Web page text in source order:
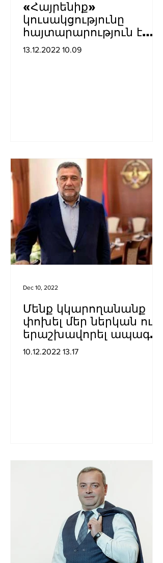
«Հայրենիք»
կուսակցությունը
հայտարարություն է
տարածել
13.12.2022 10.09
Մենք կկարողանանք
փոխել մեր ներկան ու
երաշխավորել ապագա
Արցախի համար.
10.12.2022 13.17
Dec 10, 2022